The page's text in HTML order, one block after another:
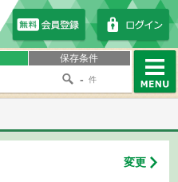
保存条件
- 件
変更